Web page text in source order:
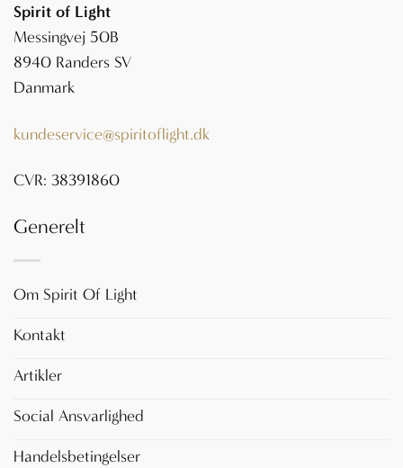
Spirit of Light
Messingvej 50B
8940 Randers SV
Danmark
kundeservice@spiritoflight.dk
CVR: 38391860
Generelt
Om Spirit Of Light
Kontakt
Artikler
Social Ansvarlighed
Handelsbetingelser